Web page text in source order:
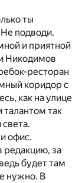
ты
подводи.
и приятной
Никодимов
ресторан
коридор с
как на улице
талантом так
света.
офис.
редакцию, за
будет там
нужно. В